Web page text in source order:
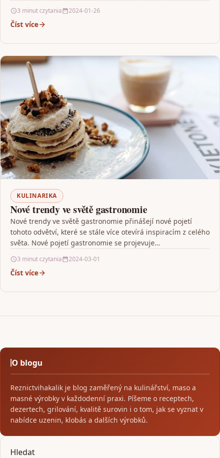
3 minut czytania 2024-01-26
Číst více
KULINARIKA
Nové trendy ve světě gastronomie
Nové trendy ve světě gastronomie přinášejí nové pojetí
tohoto odvětví, které se stále více otevírá inspiracím z celého
světa. Nové pojetí gastronomie se projevuje…
3 minut czytania 2024-03-01
Číst více
O blogu
Reznictvihakalik je blog zaměřený na kulinářství, maso a
masné výrobky v každodenní praxi. Píšeme o receptech,
dezertech, grilování, kvalitě surovin i o tom, jak se vyznat v
nabídce uzenin, klobás a dalších výrobků.
Hledat